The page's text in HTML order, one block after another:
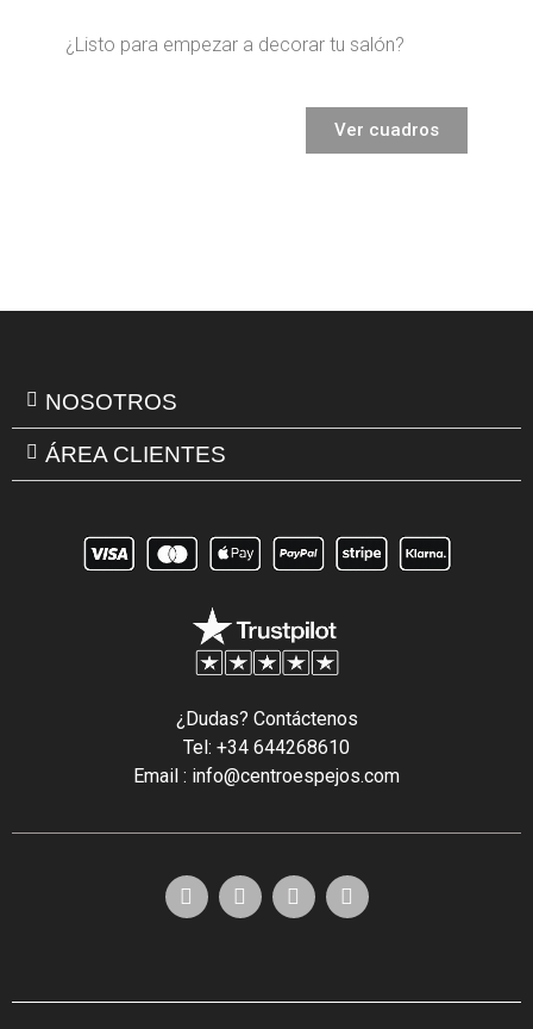
¿Listo para empezar a decorar tu salón?
Ver cuadros
NOSOTROS
ÁREA CLIENTES
¿Dudas? Contáctenos
Tel: +34 644268610
Email : info@centroespejos.com